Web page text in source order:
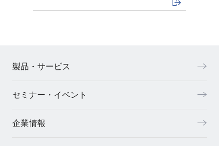
製品・サービス
セミナー・イベント
企業情報